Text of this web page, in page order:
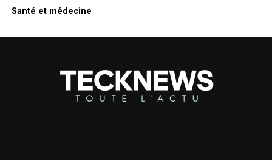
Santé et médecine